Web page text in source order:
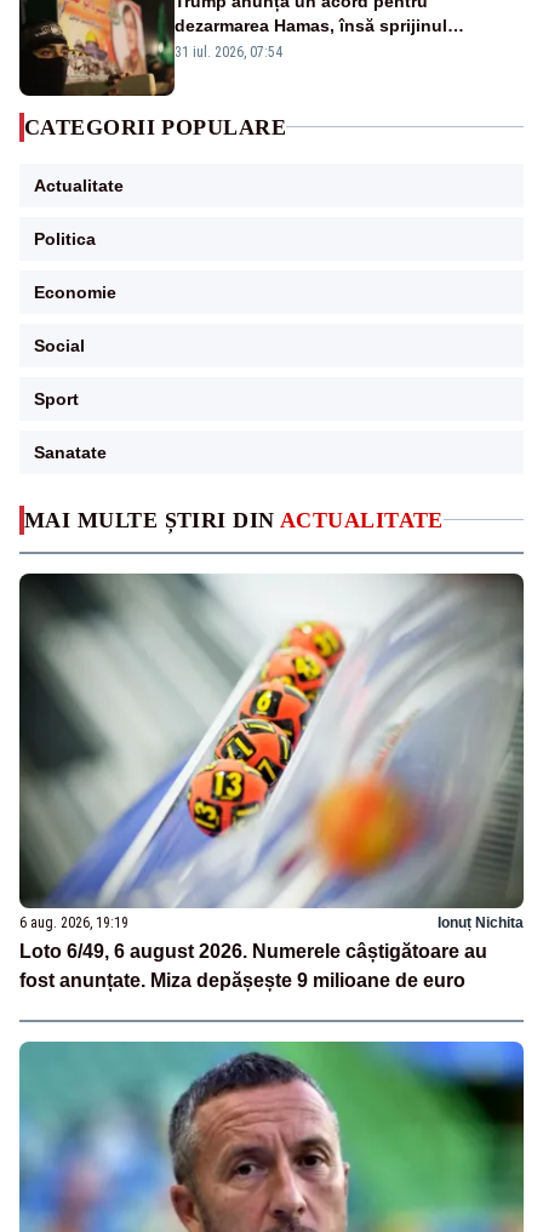
MAI MULTE ȘTIRI DIN ACTUALITATE
6 aug. 2026, 19:19 Ionuț Nichita
Loto 6/49, 6 august 2026. Numerele câștigătoare au
fost anunțate. Miza depășește 9 milioane de euro
dezarmarea Hamas, însă sprijinul
Israelului rămâne incert
31 iul. 2026, 07:54
CATEGORII POPULARE
Actualitate
Politica
Economie
Social
Sport
Sanatate